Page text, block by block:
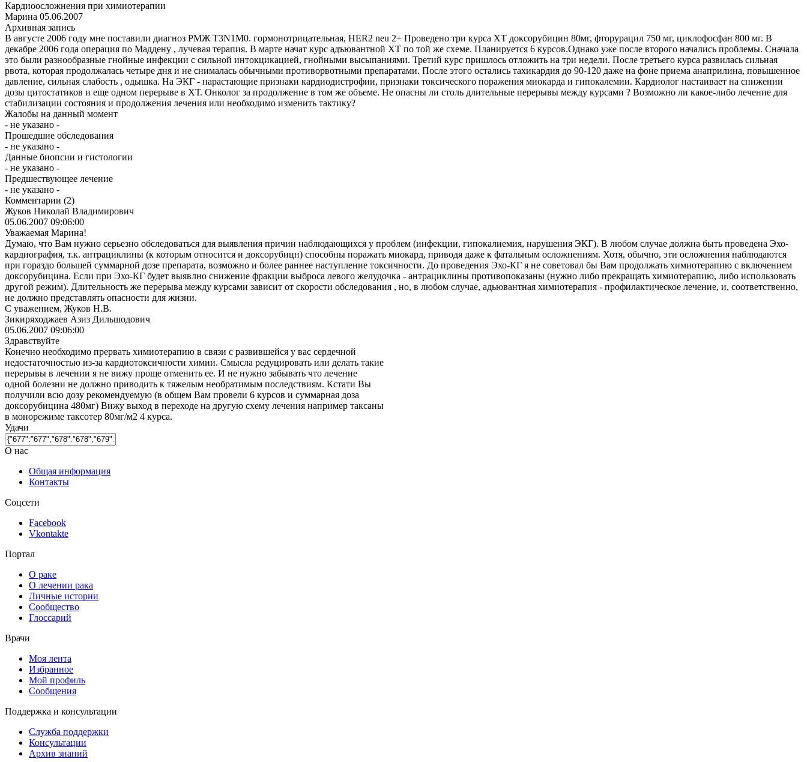
Кардиоосложнения при химиотерапии
Марина 05.06.2007
Архивная запись
В августе 2006 году мне поставили диагноз РМЖ Т3N1M0. гормонотрицательная, HER2 neu 2+ Проведено три курса ХТ доксорубицин 80мг, фторурацил 750 мг, циклофосфан 800 мг. В
декабре 2006 года операция по Маддену , лучевая терапия. В марте начат курс адъювантной ХТ по той же схеме. Планируется 6 курсов.Однако уже после второго начались проблемы. Сначала
это были разнообразные гнойные инфекции с сильной интокцикацией, гнойными высыпаниями. Третий курс пришлось отложить на три недели. После третьего курса развилась сильная
рвота, которая продолжалась четыре дня и не снималась обычными противорвотными препаратами. После этого остались тахикардия до 90-120 даже на фоне приема анаприлина, повышенное
давление, сильная слабость , одышка. На ЭКГ - нарастающие признаки кардиодистрофии, признаки токсического поражения миокарда и гипокалемии. Кардиолог настаивает на снижении
дозы цитостатиков и еще одном перерыве в ХТ. Онколог за продолжение в том же объеме. Не опасны ли столь длительные перерывы между курсами ? Возможно ли какое-либо лечение для
стабилизации состояния и продолжения лечения или необходимо изменить тактику?
Жалобы на данный момент
- не указано -
Прошедшие обследования
- не указано -
Данные биопсии и гистологии
- не указано -
Предшествующее лечение
- не указано -
Комментарии (2)
Жуков Николай Владимирович
05.06.2007 09:06:00
Уважаемая Марина!
Думаю, что Вам нужно серьезно обследоваться для выявления причин наблюдающихся у проблем (инфекции, гипокалиемия, нарушения ЭКГ). В любом случае должна быть проведена Эхо-
кардиография, т.к. антрациклины (к которым относится и доксорубицн) способны поражать миокард, приводя даже к фатальным осложнениям. Хотя, обычно, эти осложнения наблюдаются
при гораздо большей суммарной дозе препарата, возможно и более раннее наступление токсичности. До проведения Эхо-КГ я не советовал бы Вам продолжать химиотерапию с включением
доксорубицина. Если при Эхо-КГ будет выявлно снижение фракции выброса левого желудочка - антрациклины противопоказаны (нужно либо прекращать химиотерапию, либо использовать
другой режим). Длительность же перерыва между курсами зависит от скорости обследования , но, в любом случае, адьювантная химиотерапия - профилактическое лечение, и, соответственно,
не должно представлять опасности для жизни.
С уважением, Жуков Н.В.
Зикиряходжаев Азиз Дильшодович
05.06.2007 09:06:00
Здравствуйте
Конечно необходимо прервать химиотерапию в связи с развившейся у вас сердечной
недостаточностью из-за кардиотоксичности химии. Смысла редуцировать или делать такие
перерывы в лечении я не вижу проще отменить ее. И не нужно забывать что лечение
одной болезни не должно приводить к тяжелым необратимым последствиям. Кстати Вы
получили всю дозу рекомендуемую (в общем Вам провели 6 курсов и суммарная доза
доксорубицина 480мг) Вижу выход в переходе на другую схему лечения например таксаны
в монорежиме таксотер 80мг/м2 4 курса.
Удачи
О нас
Общая информация
Контакты
Соцсети
Facebook
Vkontakte
Портал
О раке
О лечении рака
Личные истории
Сообщество
Глоссарий
Врачи
Моя лента
Избранное
Мой профиль
Сообщения
Поддержка и консультации
Служба поддержки
Консультации
Архив знаний